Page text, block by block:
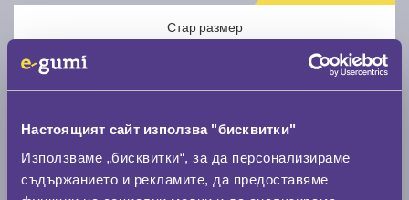
Настоящият сайт използва "бисквитки"
Използваме „бисквитки“, за да персонализираме
съдържанието и рекламите, да предоставяме
Стар размер
Нов размер